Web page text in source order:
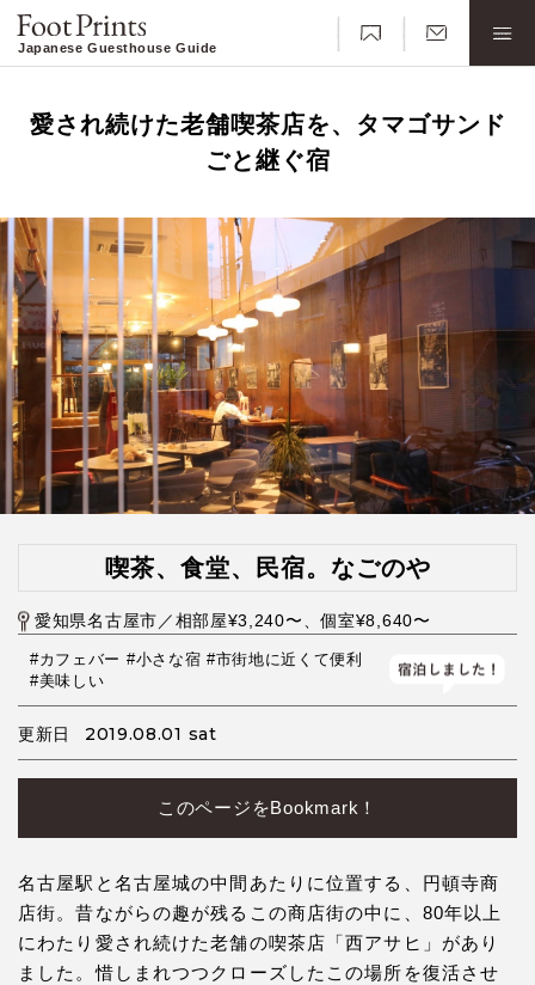
Japanese Guesthouse Guide
愛され続けた老舗喫茶店を、タマゴサンド
ごと継ぐ宿
喫茶、食堂、民宿。なごのや
愛知県名古屋市／相部屋¥3,240〜、個室¥8,640〜
#カフェバー #小さな宿 #市街地に近くて便利
#美味しい
更新日 2019.08.01 sat
このページをBookmark！
名古屋駅と名古屋城の中間あたりに位置する、円頓寺商
店街。昔ながらの趣が残るこの商店街の中に、80年以上
にわたり愛され続けた老舗の喫茶店「西アサヒ」があり
ました。惜しまれつつクローズしたこの場所を復活させ